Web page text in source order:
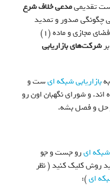
مدعی خلاف شرع
اجرایی چگونگی صدور و تمدید
پروانه کسب و نحوه نظارت بر افراد صنفی در فضای مجازی و ماده (۱)
شرکت‌های بازاریابی
بازاریابی شبکه ایست و
اند. و شورای نگهبان اون رو
حل و فصل بشه.
شبکه ایرو جست و جو
روش کلیک کنید ( نظر
ای):